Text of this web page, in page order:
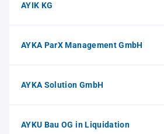
AYIK KG
AYKA ParX Management GmbH
AYKA Solution GmbH
AYKU Bau OG in Liquidation